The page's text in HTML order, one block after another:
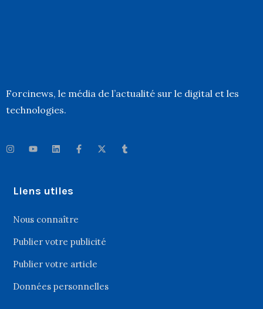
Forcinews, le média de l’actualité sur le digital et les
technologies.
Liens utiles
Nous connaître
Publier votre publicité
Publier votre article
Données personnelles